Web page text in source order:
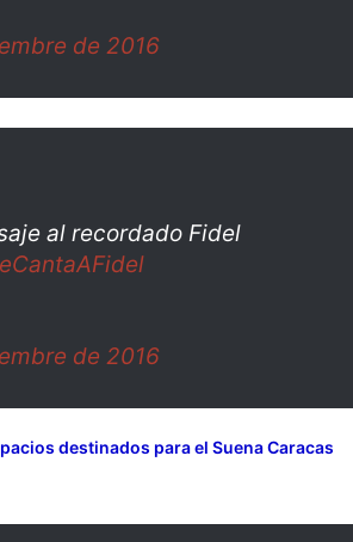
de 2016
al recordado Fidel
de 2016
destinados para el Suena Caracas